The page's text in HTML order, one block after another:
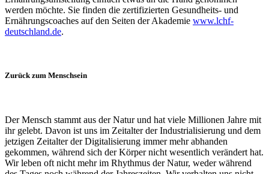
werden möchte. Sie finden die zertifizierten Gesundheits- und
Ernährungscoaches auf den Seiten der Akademie www.lchf-
deutschland.de.
Zurück zum Menschsein
Der Mensch stammt aus der Natur und hat viele Millionen Jahre mit
ihr gelebt. Davon ist uns im Zeitalter der Industrialisierung und dem
jetzigen Zeitalter der Digitalisierung immer mehr abhanden
gekommen, während sich der Körper nicht wesentlich verändert hat.
Wir leben oft nicht mehr im Rhythmus der Natur, weder während